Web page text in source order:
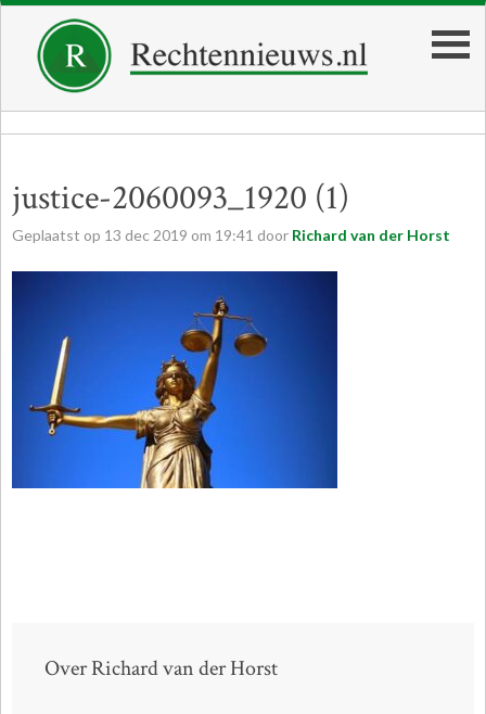
justice-2060093_1920 (1)
Geplaatst op 13 dec 2019 om 19:41 door Richard van der Horst
Over Richard van der Horst